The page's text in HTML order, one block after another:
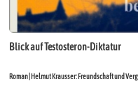
Blick auf Testosteron-Diktatur
Roman | Helmut Krausser: Freundschaft und